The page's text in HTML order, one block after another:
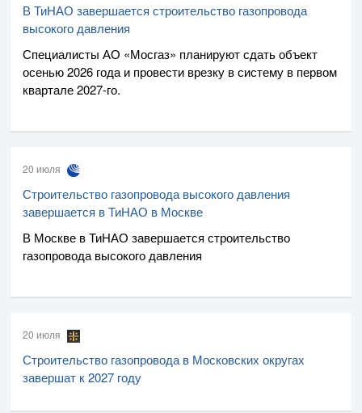
В ТиНАО завершается строительство газопровода
высокого давления
Специалисты АО «Мосгаз» планируют сдать объект
осенью 2026 года и провести врезку в систему в первом
квартале2027-го.
20 июля
Строительство газопровода высокого давления
завершается в ТиНАО в Москве
В Москве в ТиНАО завершается строительство
газопровода высокого давления
20 июля
Строительство газопровода в Московских округах
завершат к 2027 году